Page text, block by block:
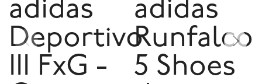
adidas
Deportivo
III FxG -
adidas
5 Shoes